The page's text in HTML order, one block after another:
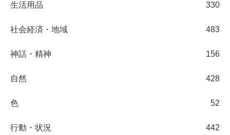
生活用品 330
社会経済・地域 483
神話・精神 156
自然 428
色 52
行動・状況 442